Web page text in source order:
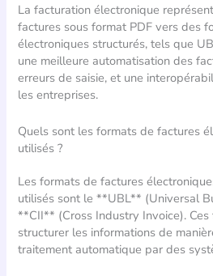
La facturation électronique
factures sous format PDF vers des
électroniques structurés, tels que
une meilleure automatisation des
erreurs de saisie, et une
les entreprises.
Quels sont les formats de factures
utilisés ?
Les formats de factures
utilisés sont le **UBL** (Universal
**CII** (Cross Industry Invoice).
structurer les informations de
traitement automatique par des